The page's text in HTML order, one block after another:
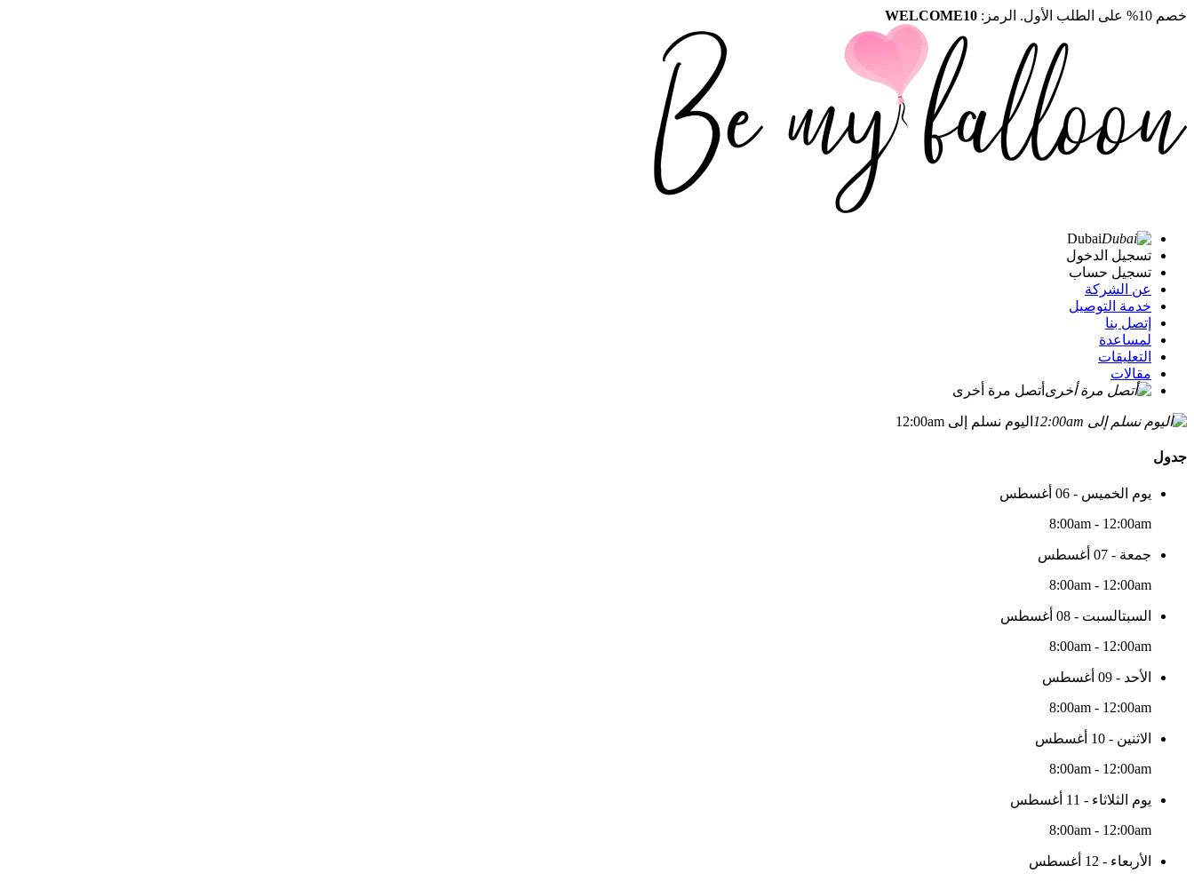
خصم 10% على الطلب الأول. الرمز: WELCOME10
Dubai
تسجيل الدخول
تسجيل حساب
عن الشركة
خدمة التوصيل
إتصل بنا
لمساعدة
التعليقات
مقالات
أتصل مرة أخرى
اليوم نسلم إلى 12:00am
جدول
يوم الخميس - 06 أغسطس
8:00am - 12:00am
جمعة - 07 أغسطس
8:00am - 12:00am
السبتالسبت - 08 أغسطس
8:00am - 12:00am
الأحد - 09 أغسطس
8:00am - 12:00am
الاثنين - 10 أغسطس
8:00am - 12:00am
يوم الثلاثاء - 11 أغسطس
8:00am - 12:00am
الأربعاء - 12 أغسطس